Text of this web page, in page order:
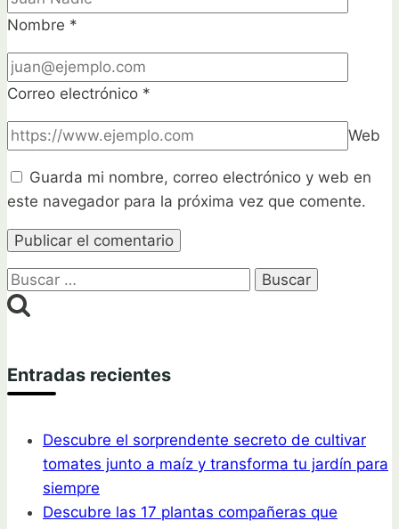
Nombre *
Correo electrónico *
Web
Guarda mi nombre, correo electrónico y web en
este navegador para la próxima vez que comente.
Buscar:
Entradas recientes
Descubre el sorprendente secreto de cultivar
tomates junto a maíz y transforma tu jardín para
siempre
Descubre las 17 plantas compañeras que